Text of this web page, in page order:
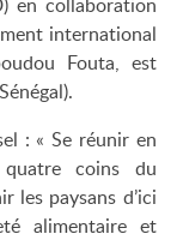
international
Fouta, est
: « Se réunir en
quatre coins du
les paysans d’ici
alimentaire et